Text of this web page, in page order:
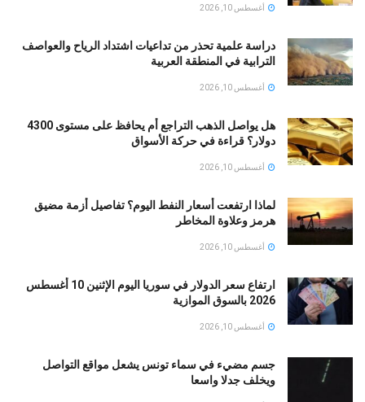
أغسطس 10, 2026
دراسة علمية تحذر من تداعيات اشتداد الرياح والعواصف
الترابية في المنطقة العربية
أغسطس 10, 2026
هل يواصل الذهب التراجع أم يحافظ على مستوى 4300
دولار؟ قراءة في حركة الأسواق
أغسطس 10, 2026
لماذا ارتفعت أسعار النفط اليوم؟ تفاصيل أزمة مضيق
هرمز وعلاوة المخاطر
أغسطس 10, 2026
ارتفاع سعر الدولار في سوريا اليوم الإثنين 10 أغسطس
2026 بالسوق الموازية
أغسطس 10, 2026
جسم مضيء في سماء تونس يشعل مواقع التواصل
ويخلف جدلا واسعا